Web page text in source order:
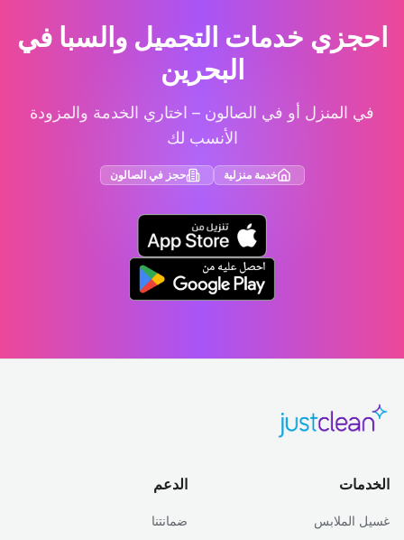
احجزي خدمات التجميل والسبا في
البحرين
في المنزل أو في الصالون – اختاري الخدمة والمزودة
الأنسب لك
خدمة منزلية حجز في الصالون
الخدمات
غسيل الملابس
الدعم
ضمانتنا